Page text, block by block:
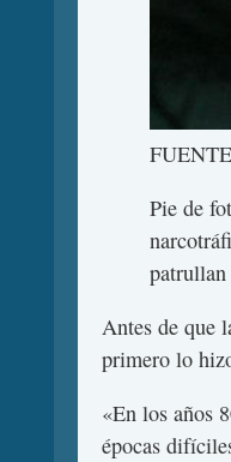
Pie de
Antes de que
primero lo
«En los años
épocas